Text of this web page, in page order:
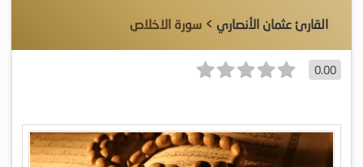
القارئ عثمان الأنصاري > سورة الاخلاص
0.00